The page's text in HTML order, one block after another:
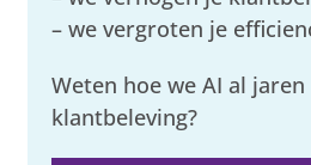
– we vergroten je
Weten hoe we AI al
klantbeleving?